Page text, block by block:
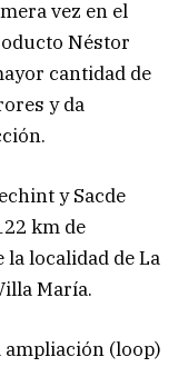
vez en el
Néstor
cantidad de
y da
y Sacde
km de
la localidad de La
María.
ampliación (loop)